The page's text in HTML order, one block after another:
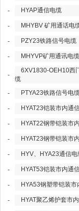
- HYAP通信电缆
- MHYBV 矿用通话电
- PZY23铁路信号电缆
- MHYVP矿用通讯电缆
-
6XV1830-OEH10西
缆
-
PTYA23铁路信号电
- HYAT23铠装市内通
- HYAT22钢带铠装市
- HYAT23钢带铠装市
- HYV、HYA23通信电
- HYAT53铠装市内通
- HYA53钢塑带铠装市
- HYAT聚乙烯护套市